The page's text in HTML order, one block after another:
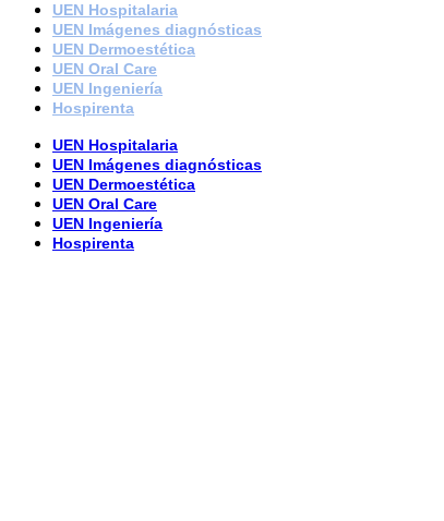
UEN Hospitalaria
UEN Imágenes diagnósticas
UEN Dermoestética
UEN Oral Care
UEN Ingeniería
Hospirenta
UEN Hospitalaria
UEN Imágenes diagnósticas
UEN Dermoestética
UEN Oral Care
UEN Ingeniería
Hospirenta